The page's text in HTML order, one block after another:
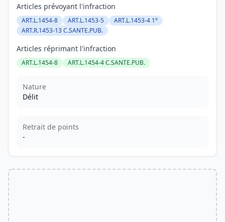
Articles prévoyant l'infraction
ART.L.1454-8 ART.L.1453-5
ART.L.1453-4 1°
ART.R.1453-13 C.SANTE.PUB.
Articles réprimant l'infraction
ART.L.1454-8 ART.L.1454-4 C.SANTE.PUB.
Nature
Délit
Retrait de points
-